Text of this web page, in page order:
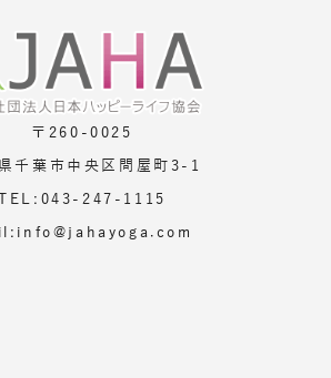
〒260-0025
千葉市中央区問屋町3-1
TEL:043-247-1115